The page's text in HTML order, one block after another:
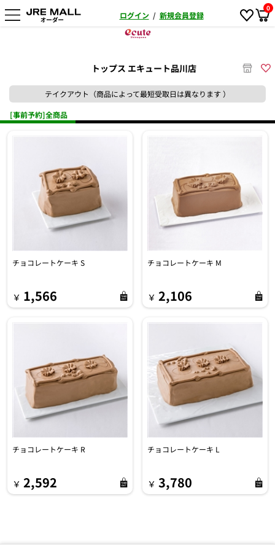
ログイン / 新規会員登録
0
トップス エキュート品川店
テイクアウト（商品によって最短受取日は異なります ）
[事前予約]全商品
チョコレートケーキ S
￥ 1,566
チョコレートケーキ M
￥ 2,106
チョコレートケーキ R
￥ 2,592
チョコレートケーキ L
￥ 3,780